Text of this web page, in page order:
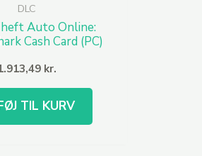
DLC
Auto Online:
Cash Card (PC)
kr.
TIL KURV